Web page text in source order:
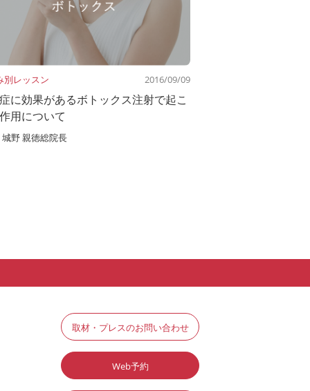
別レッスン 2016/09/09
に効果があるボトックス注射で起こ
用について
城野 親徳総院長
取材・プレスのお問い合わせ
Web予約